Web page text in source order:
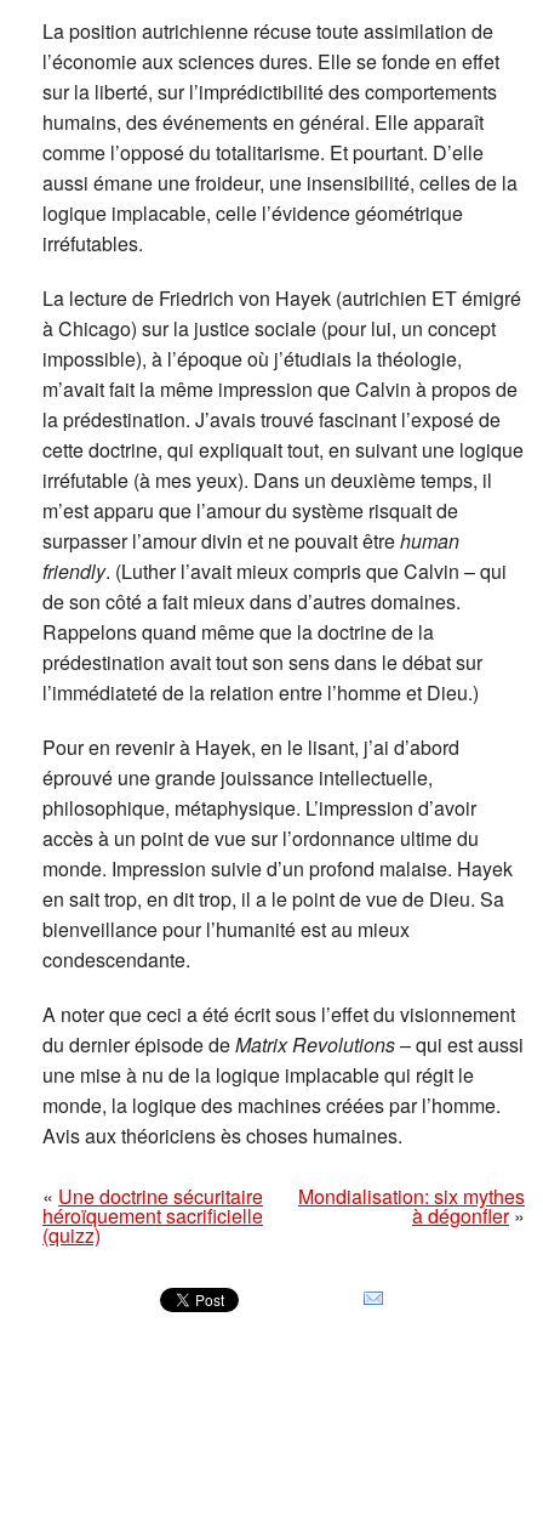
La position autrichienne récuse toute assimilation de
l’économie aux sciences dures. Elle se fonde en effet
sur la liberté, sur l’imprédictibilité des comportements
humains, des événements en général. Elle apparaît
comme l’opposé du totalitarisme. Et pourtant. D’elle
aussi émane une froideur, une insensibilité, celles de la
logique implacable, celle l’évidence géométrique
irréfutables.
La lecture de Friedrich von Hayek (autrichien ET émigré
à Chicago) sur la justice sociale (pour lui, un concept
impossible), à l’époque où j’étudiais la théologie,
m’avait fait la même impression que Calvin à propos de
la prédestination. J’avais trouvé fascinant l’exposé de
cette doctrine, qui expliquait tout, en suivant une logique
irréfutable (à mes yeux). Dans un deuxième temps, il
m’est apparu que l’amour du système risquait de
surpasser l’amour divin et ne pouvait êtrehuman
friendly. (Luther l’avait mieux compris que Calvin – qui
de son côté a fait mieux dans d’autres domaines.
Rappelons quand même que la doctrine de la
prédestination avait tout son sens dans le débat sur
l’immédiateté de la relation entre l’homme et Dieu.)
Pour en revenir à Hayek, en le lisant, j’ai d’abord
éprouvé une grande jouissance intellectuelle,
philosophique, métaphysique. L’impression d’avoir
accès à un point de vue sur l’ordonnance ultime du
monde. Impression suivie d’un profond malaise. Hayek
en sait trop, en dit trop, il a le point de vue de Dieu. Sa
bienveillance pour l’humanité est au mieux
condescendante.
A noter que ceci a été écrit sous l’effet du visionnement
du dernier épisode deMatrix Revolutions– qui est aussi
une mise à nu de la logique implacable qui régit le
monde, la logique des machines créées par l’homme.
Avis aux théoriciens ès choses humaines.
« Une doctrine sécuritaire
héroïquement sacrificielle
(quizz)
Mondialisation: six mythes
à dégonfler»